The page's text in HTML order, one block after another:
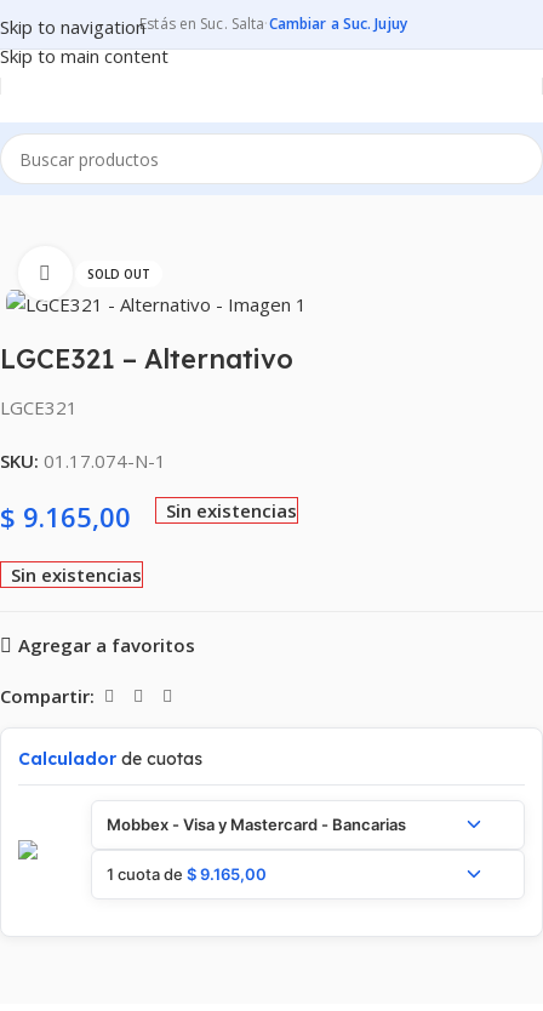
Skip to navigation
Skip to main content
Estás en Suc. Salta·Cambiar a Suc. Jujuy
Inicio CONSUMIBLES CARTUCHOS PARA IMPRESORAS
SOLD OUT
Clic para ampliar
LGCE321 – Alternativo
LGCE321
SKU: 01.17.074-N-1
$ 9.165,00 Sin existencias
Sin existencias
Agregar a favoritos
Compartir:
Calculador de cuotas
Mobbex - Visa y Mastercard - Bancarias
1 cuota de $9.165,00